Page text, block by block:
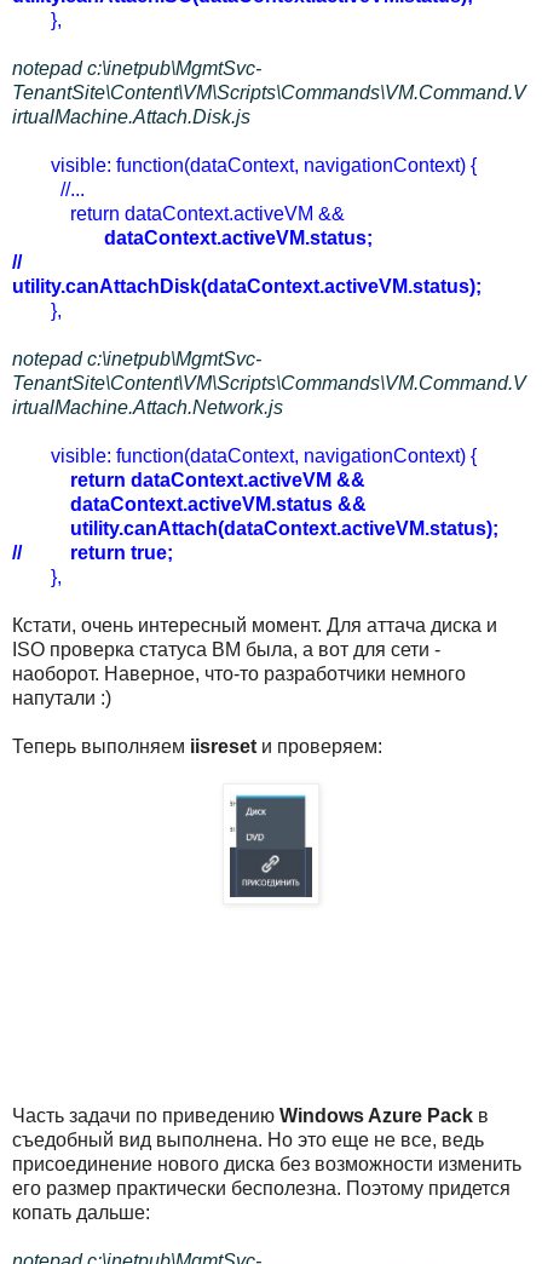
},
notepad c:\inetpub\MgmtSvc-
TenantSite\Content\VM\Scripts\Commands\VM.Command.V
irtualMachine.Attach.Disk.js
visible: function(dataContext, navigationContext) {
//...
return dataContext.activeVM &&
dataContext.activeVM.status;
//
utility.canAttachDisk(dataContext.activeVM.status);
},
notepad c:\inetpub\MgmtSvc-
TenantSite\Content\VM\Scripts\Commands\VM.Command.V
irtualMachine.Attach.Network.js
visible: function(dataContext, navigationContext) {
return dataContext.activeVM &&
dataContext.activeVM.status &&
utility.canAttach(dataContext.activeVM.status);
// return true;
},
Кстати, очень интересный момент. Для аттача диска и
ISO проверка статуса ВМ была, а вот для сети -
наоборот. Наверное, что-то разработчики немного
напутали :)
Теперь выполняем iisreset и проверяем:
Часть задачи по приведению Windows Azure Pack в
съедобный вид выполнена. Но это еще не все, ведь
присоединение нового диска без возможности изменить
его размер практически бесполезна. Поэтому придется
копать дальше: